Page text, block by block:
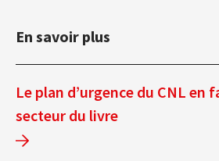
En savoir plus
Le plan d’urgence du CNL en
secteur du livre